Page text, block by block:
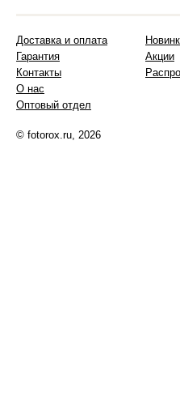
Доставка и оплата
Гарантия
Контакты
О нас
Оптовый отдел
Акции
© fotorox.ru, 2026